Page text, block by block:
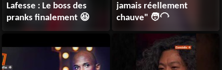
Lafesse : Le boss des
pranks finalement 😆
jamais réellement
chauve" 🧑‍🦲